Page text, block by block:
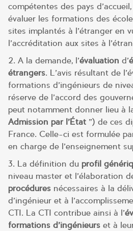
compétentes des pays
évaluer les formations des
sites implantés à l’étranger en
l’accréditation aux sites à
2. A la demande, l’évaluation d’
étrangers. L’avis résultant de
formations d’ingénieurs de
réserve de l’accord des
peut notamment donner lieu à
Admission par l’État ») de ces
France. Celle-ci est formulée
en charge de l’enseignement
3. La définition du profil
niveau master et l’élaboration
procédures nécessaires à la
d’ingénieur et à
CTI. La CTI contribue ainsi à l’
formations d’ingénieurs et à